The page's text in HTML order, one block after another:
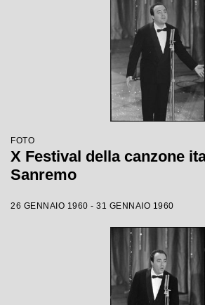
FOTO
X Festival della canzone
Sanremo
26 GENNAIO 1960 - 31 GENNAIO 1960